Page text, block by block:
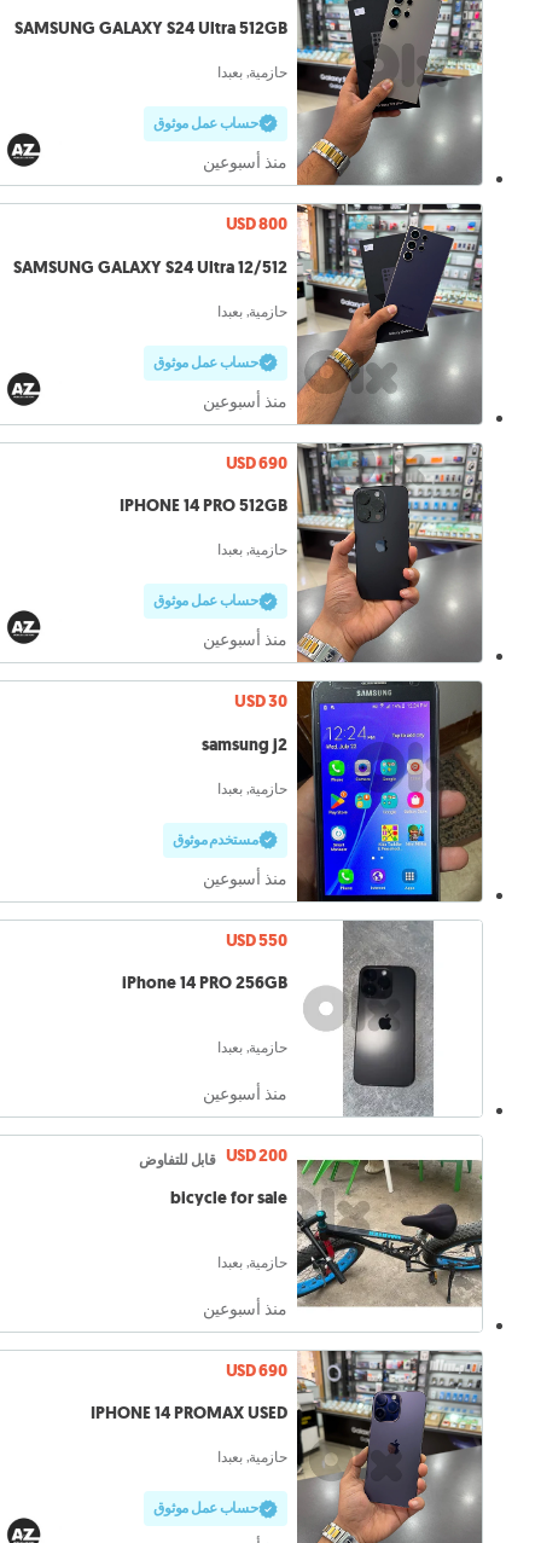
SAMSUNG GALAXY S24 Ultra 512GB
حازمية, بعبدا
حساب عمل موثوق
منذ أسبوعين
USD 800
SAMSUNG GALAXY S24 Ultra 12/512
حازمية, بعبدا
حساب عمل موثوق
منذ أسبوعين
USD 690
IPHONE 14 PRO 512GB
حازمية, بعبدا
حساب عمل موثوق
منذ أسبوعين
USD 30
samsung j2
حازمية, بعبدا
مستخدم موثوق
منذ أسبوعين
USD 550
iPhone 14 PRO 256GB
حازمية, بعبدا
منذ أسبوعين
USD 200 قابل للتفاوض
bicycle for sale
حازمية, بعبدا
منذ أسبوعين
USD 690
IPHONE 14 PROMAX USED
حازمية, بعبدا
حساب عمل موثوق